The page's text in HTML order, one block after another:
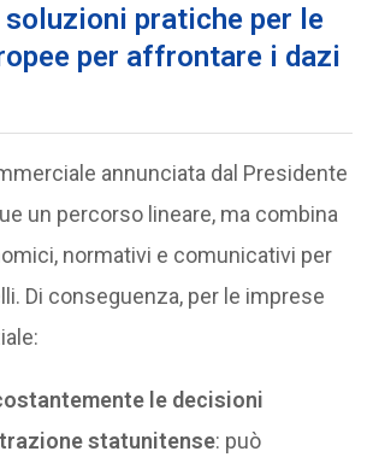
pratiche per le
per affrontare i dazi
annunciata dal Presidente
un percorso lineare, ma combina
normativi e comunicativi per
Di conseguenza, per le imprese
le decisioni
statunitense: può